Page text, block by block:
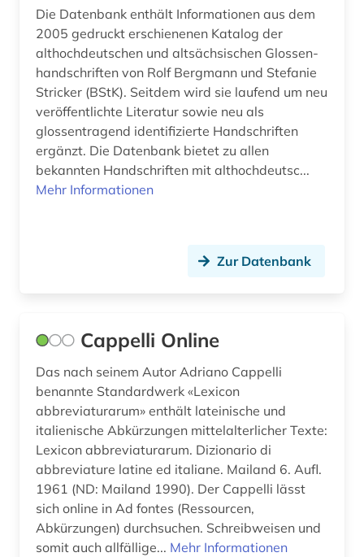
Die Datenbank enthält Informationen aus dem
2005 gedruckt erschienenen Katalog der
althochdeutschen und altsächsischen Glossen­
hand­schriften von Rolf Bergmann und Stefanie
Stricker (BStK). Seitdem wird sie laufend um neu
ver­öf­fent­lich­te Literatur sowie neu als
glossentragend identifizierte Hand­schriften
ergänzt. Die Daten­bank bietet zu allen
bekannten Hand­schrift­en mit alt­hoch­deutsc...
Mehr Informationen
Zur Datenbank
Cappelli Online
Das nach seinem Autor Adriano Cappelli
benannte Standardwerk «Lexicon
abbreviaturarum» enthält lateinische und
italienische Abkürzungen mittelalterlicher Texte:
Lexicon abbreviaturarum. Dizionario di
abbreviature latine ed italiane. Mailand 6. Aufl.
1961 (ND: Mailand 1990). Der Cappelli lässt
sich online in Ad fontes (Ressourcen,
Abkürzungen) durchsuchen. Schreibweisen und
somit auch allfällige... Mehr Informationen